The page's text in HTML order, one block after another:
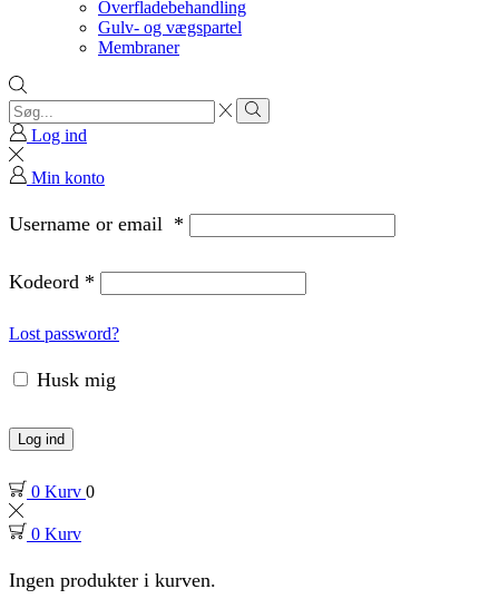
Overfladebehandling
Gulv- og vægspartel
Membraner
Search
input
Search
Log ind
Min konto
Username or email *
Kodeord *
Lost password?
Husk mig
Log ind
0 Kurv 0
0 Kurv
Ingen produkter i kurven.